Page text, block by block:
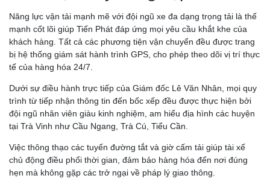
Năng lực vận tải mạnh mẽ với đội ngũ xe đa dạng trọng tải là thế
mạnh cốt lõi giúp Tiến Phát đáp ứng mọi yêu cầu khắt khe của
khách hàng. Tất cả các phương tiện vận chuyển đều được trang
bị hệ thống giám sát hành trình GPS, cho phép theo dõi vị trí thực
tế của hàng hóa 24/7.
Dưới sự điều hành trực tiếp của Giám đốc Lê Văn Nhân, mọi quy
trình từ tiếp nhận thông tin đến bốc xếp đều được thực hiện bởi
đội ngũ nhân viên giàu kinh nghiệm, am hiểu địa hình các huyện
tại Trà Vinh như Cầu Ngang, Trà Cú, Tiểu Cần.
Việc thông thạo các tuyến đường tắt và giờ cấm tải giúp tài xế
chủ động điều phối thời gian, đảm bảo hàng hóa đến nơi đúng
hẹn mà không gặp các trở ngại về pháp lý giao thông.